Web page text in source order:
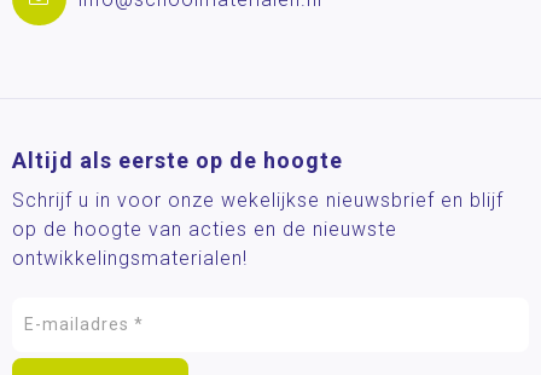
Altijd als eerste op de hoogte
Schrijf u in voor onze wekelijkse nieuwsbrief en blijf
op de hoogte van acties en de nieuwste
ontwikkelingsmaterialen!